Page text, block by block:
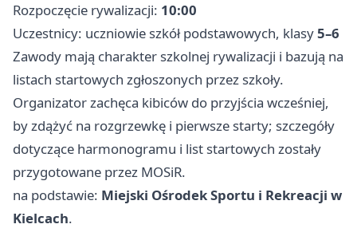
Rozpoczęcie rywalizacji: 10:00
Uczestnicy: uczniowie szkół podstawowych, klasy5–6
Zawody mają charakter szkolnej rywalizacji i bazują na
listach startowych zgłoszonych przez szkoły.
Organizator zachęca kibiców do przyjścia wcześniej,
by zdążyć na rozgrzewkę i pierwsze starty; szczegóły
dotyczące harmonogramu i list startowych zostały
przygotowane przez MOSiR.
na podstawie: Miejski Ośrodek Sportu i Rekreacji w
Kielcach.